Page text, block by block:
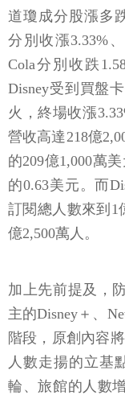
道瓊成分股漲多
分別收漲3.33%
Cola分別收跌
Disney受到買盤
火，終場收漲
營收高達218億
的209億1,000萬
的0.63美元。而
訂閱總人數來到1
億2,500萬人。
加上先前提及，
主的Disney＋、
階段，原創內容
人數走揚的立基
輪、旅館的人數